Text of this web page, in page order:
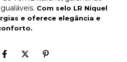
Com selo LR Níquel
e oferece elegância e